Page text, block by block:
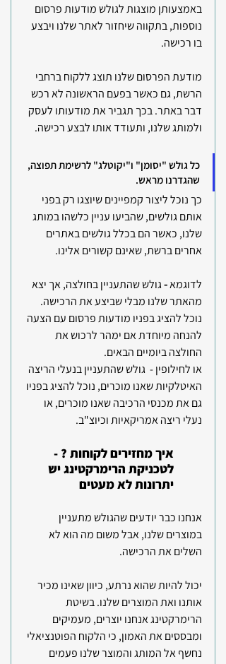
באמצעותן מוצגות לגולש מודעות פרסום
נוספות, בתקווה שיחזור לאתר שלנו ויבצע
בו רכישה.
מודעת הפרסום שלנו תוצג ללקוח ברחבי
הרשת, גם כאשר בפעם הראשונה לא רכש
דבר באתר. בכך תגביר את מודעותו לעסק
ולמותג שלנו, ותעודד אותו לבצע רכישה.
כל גולש "יסומן" ו"יקוטלג" לרשימת תפוצה,
שהגדרנו מראש.
כך נוכל ליצור קמפיינים שיוצגו רק בפני
אותם גולשים, שהביעו עניין כלשהו במותג
שלנו, כאשר הם בכלל גולשים באתרים
אחרים ברשת, שאינם קשורים אלינו.
לדוגמא - גולש שהתעניין בחולצה, אך יצא
מהאתר שלנו מבלי שביצע את הרכישה.
נוכל להציג בפניו מודעות פרסום עם הצעה
להנחה מיוחדת אם ימהר לרכוש את
החולצה ביומיים הבאים.
או לחילופין -  גולש שהתעניין בנעלי הריצה
האיטלקיות שאנו מוכרים, נוכל להציג בפניו
גם את מכנסי הרכיבה שאנו מוכרים, או
נעלי ריצה אמריקאיות וכיוצ"ב.
איך מחזירים לקוחות ? -
לטכניקת הרימרקטינג יש
יתרונות לא מעטים
אנחנו כבר יודעים שהגולש מתעניין
במוצרים שלנו, אבל משום מה הוא לא
השלים את הרכישה.
יכול להיות שהוא נרתע, כיוון שאינו מכיר
אותנו ואת המוצרים שלנו. בשיטת
הרימרקטינג אנחנו יוצרים, מעמיקים
ומבססים את האמון, כי הלקוח הפוטנציאלי
נחשף אל המותג והמוצר שלנו פעמים